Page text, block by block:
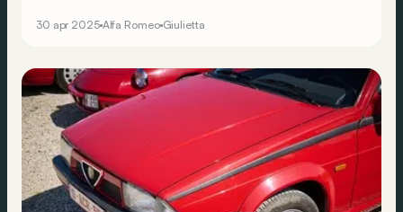
30 apr 2025 Alfa Romeo Giulietta